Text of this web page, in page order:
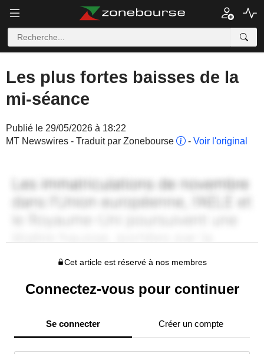
Les plus fortes baisses de la
mi-séance
Publié le 29/05/2026 à 18:22
MT Newswires - Traduit par Zonebourse
- Voir l'original
Cet article est réservé à nos membres
Connectez-vous pour continuer
Se connecter Créer un compte